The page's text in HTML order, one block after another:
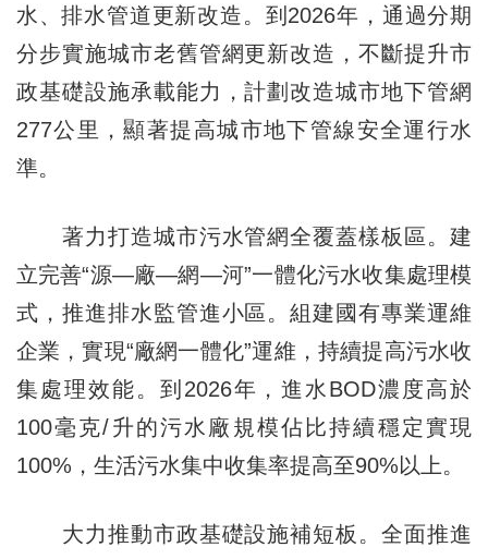
水、排水管道更新改造。到2026年，通過分期
分步實施城市老舊管網更新改造，不斷提升市
政基礎設施承載能力，計劃改造城市地下管網
277公里，顯著提高城市地下管線安全運行水
準。
著力打造城市污水管網全覆蓋樣板區。建
立完善“源—廠—網—河”一體化污水收集處理模
式，推進排水監管進小區。組建國有專業運維
企業，實現“廠網一體化”運維，持續提高污水收
集處理效能。到2026年，進水BOD濃度高於
100毫克/升的污水廠規模佔比持續穩定實現
100%，生活污水集中收集率提高至90%以上。
大力推動市政基礎設施補短板。全面推進